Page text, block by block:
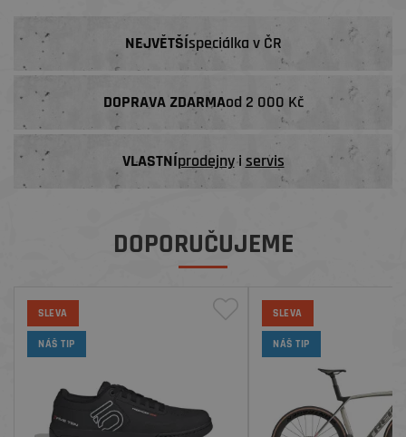
NEJVĚTŠÍspeciálka v ČR
DOPRAVA ZDARMAod 2 000 Kč
VLASTNÍprodejnyi servis
DOPORUČUJEME
SLEVA
NÁŠ TIP
SLEVA
NÁŠ TIP